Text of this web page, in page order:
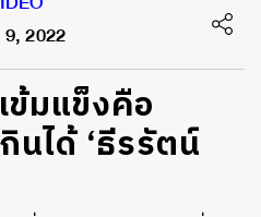
9, 2022
ข้มแข็งคือ
นได้ ‘ธีรรัตน์